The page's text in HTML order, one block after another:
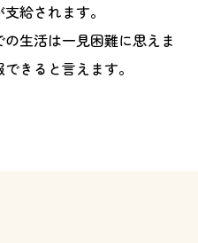
給されます。
生活は一見困難に思えま
きると言えます。